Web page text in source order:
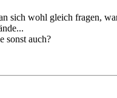
sich wohl gleich fragen,
sonst auch?